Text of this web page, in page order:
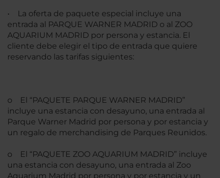
• La oferta de paquete especial incluye una
entrada al PARQUE WARNER MADRID o al ZOO
AQUARIUM MADRID por persona y estancia. El
cliente debe elegir el tipo de entrada que quiere
reservando las tarifas siguientes:
o El “PAQUETE PARQUE WARNER MADRID”
incluye una estancia con desayuno, una entrada al
Parque Warner Madrid por persona y por estancia y
un regalo de merchandising de Parques Reunidos.
o El “PAQUETE ZOO AQUARIUM MADRID” incluye
una estancia con desayuno, una entrada al Zoo
Aquarium Madrid por persona y por estancia y un